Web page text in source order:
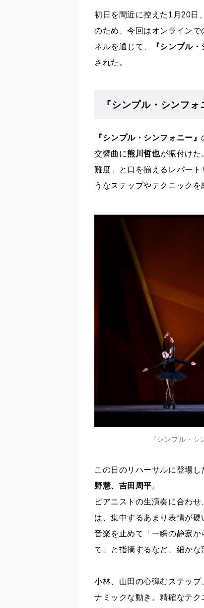
初日を間近に控えた1月20日、
のため、今回はオンライン
ネルを通じて、
『シンプル・
された。
『シンプル・シンフォ
『シンプル・シンフォニー』
交響曲に熊川哲也が振付けた
難度」と口を揃えるレパー
うなステップやテクニック
『シンプル・
この日のリハーサルに登場し
野慧、吉田周平。
ピアニストの生演奏に合わ
は、集中するあまり表情が硬
音楽を止めて「一瞬の静寂
て」と指摘するなど、細かな
小林、山田の心弾む ステップ
ナミックな動き。精確なテク